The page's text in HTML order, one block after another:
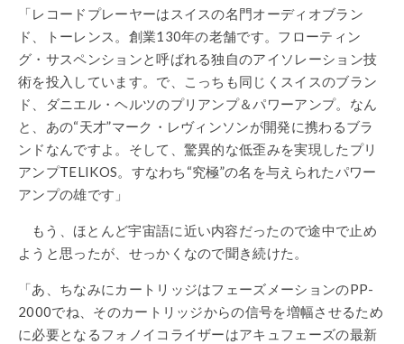
「レコードプレーヤーはスイスの名門オーディオブラン
ド、トーレンス。創業130年の老舗です。フローティン
グ・サスペンションと呼ばれる独自のアイソレーション技
術を投入しています。で、こっちも同じくスイスのブラン
ド、ダニエル・ヘルツのプリアンプ＆パワーアンプ。なん
と、あの“天才”マーク・レヴィンソンが開発に携わるブラ
ンドなんですよ。そして、驚異的な低歪みを実現したプリ
アンプTELIKOS。すなわち“究極”の名を与えられたパワー
アンプの雄です」
もう、ほとんど宇宙語に近い内容だったので途中で止め
ようと思ったが、せっかくなので聞き続けた。
「あ、ちなみにカートリッジはフェーズメーションのPP-
2000でね、そのカートリッジからの信号を増幅させるため
に必要となるフォノイコライザーはアキュフェーズの最新